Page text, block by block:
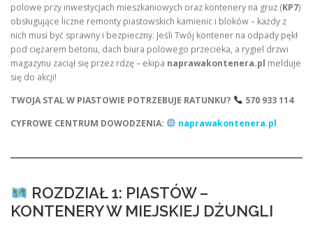
polowe przy inwestycjach mieszkaniowych oraz kontenery na gruz (KP7)
obsługujące liczne remonty piastowskich kamienic i bloków – każdy z
nich musi być sprawny i bezpieczny. Jeśli Twój kontener na odpady pękł
pod ciężarem betonu, dach biura polowego przecieka, a rygiel drzwi
magazynu zaciął się przez rdzę – ekipa naprawakontenera.pl melduje
się do akcji!
TWOJA STAL W PIASTOWIE POTRZEBUJE RATUNKU?
570 933 114
CYFROWE CENTRUM DOWODZENIA:
naprawakontenera.pl
ROZDZIAŁ 1: PIASTÓW –
KONTENERY W MIEJSKIEJ DŻUNGLI